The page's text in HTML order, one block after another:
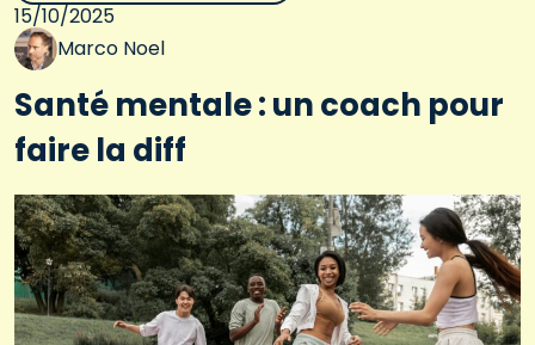
15/10/2025
Marco Noel
Santé mentale : un coach pour
faire la diff